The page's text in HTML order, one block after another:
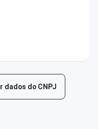
dados do CNPJ